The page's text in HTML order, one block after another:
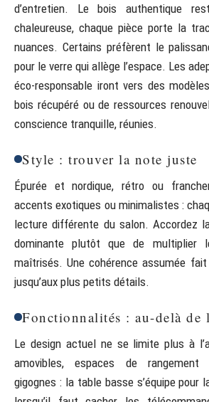
d’entretien. Le bois authentique
chaleureuse, chaque pièce porte la
nuances. Certains préfèrent le
pour le verre qui allège l’espace. Les
éco-responsable iront vers des
bois récupéré ou de ressources
conscience tranquille, réunies.
Style : trouver la note juste
Épurée et nordique, rétro ou
accents exotiques ou minimalistes :
lecture différente du salon. Accordez
dominante plutôt que de multiplier
maîtrisés. Une cohérence assumée
jusqu’aux plus petits détails.
Fonctionnalités : au-delà de
Le design actuel ne se limite plus à
amovibles, espaces de rangement
gigognes : la table basse s’équipe pour